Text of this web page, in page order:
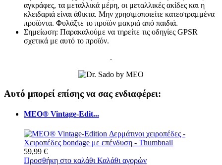
αγκράφες, τα μεταλλικά μέρη, οι μεταλλικές ακίδες και η
κλειδαριά είναι άθικτα. Μην χρησιμοποιείτε κατεστραμμένα
προϊόντα. Φυλάξτε το προϊόν μακριά από παιδιά.
Σημείωση: Παρακαλούμε να τηρείτε τις οδηγίες GPSR
σχετικά με αυτό το προϊόν.
.
Αυτό μπορεί επίσης να σας ενδιαφέρει:
MEO® Vintage-Edit...
59,99 €
Προσθήκη στο καλάθι Καλάθι αγορών